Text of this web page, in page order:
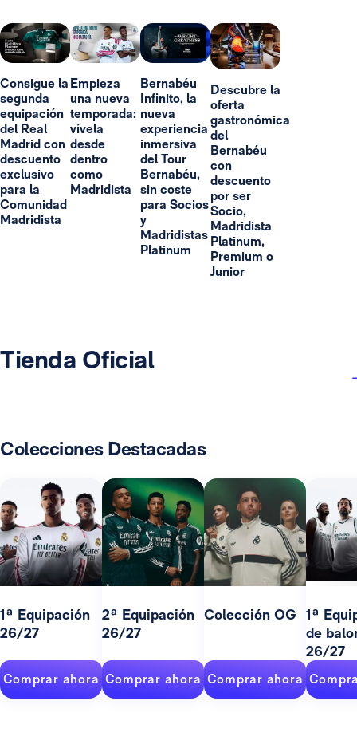
Consigue la
segunda
equipación
del Real
Madrid con
descuento
exclusivo
para la
Comunidad
Madridista
Empieza
una nueva
temporada:
vívela
desde
dentro
como
Madridista
Bernabéu
Infinito, la
nueva
experiencia
inmersiva
del Tour
Bernabéu,
sin coste
para Socios
y
Madridistas
Platinum
Descubre la
oferta
gastronómica
del
Bernabéu
con
descuento
por ser
Socio,
Madridista
Platinum,
Premium o
Junior
Tienda Oficial
Colecciones Destacadas
1ª Equipación
26/27
Comprar ahora
2ª Equipación
26/27
Comprar ahora
Colección OG
Comprar ahora
1ª
de
26/27